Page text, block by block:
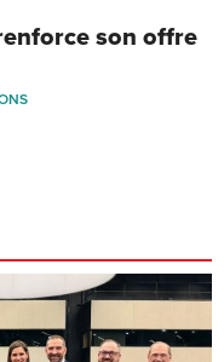
son offre